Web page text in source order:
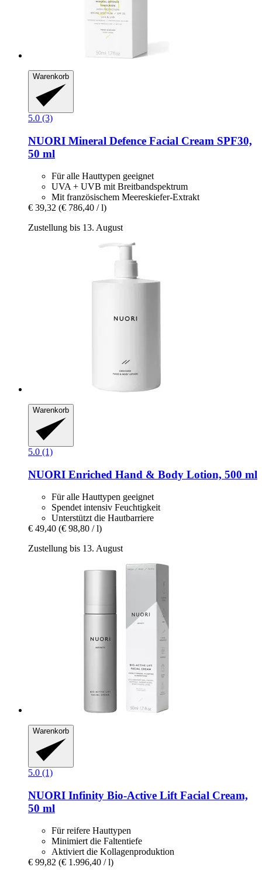
Warenkorb
5.0 (3)
NUORI Mineral Defence Facial Cream SPF30,
50 ml
Für alle Hauttypen geeignet
UVA + UVB mit Breitbandspektrum
Mit französischem Meereskiefer-Extrakt
€ 39,32 (€ 786,40 / l)
Zustellung bis 13. August
Warenkorb
5.0 (1)
NUORI Enriched Hand & Body Lotion, 500 ml
Für alle Hauttypen geeignet
Spendet intensiv Feuchtigkeit
Unterstützt die Hautbarriere
€ 49,40 (€ 98,80 / l)
Zustellung bis 13. August
Warenkorb
5.0 (1)
NUORI Infinity Bio-​Active Lift Facial Cream,
50 ml
Für reifere Hauttypen
Minimiert die Faltentiefe
Aktiviert die Kollagenproduktion
€ 99,82 (€ 1.996,40 / l)